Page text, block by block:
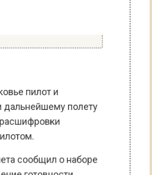
пилот и
дальнейшему полету
расшифровки
готовности